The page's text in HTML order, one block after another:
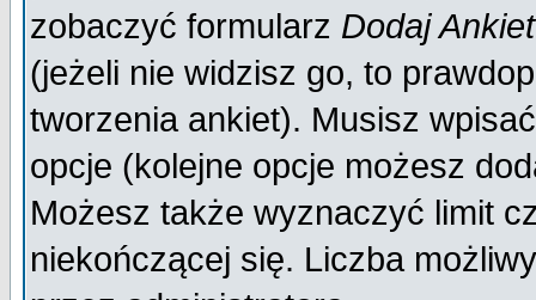
zobaczyć formularz Dodaj
(jeżeli nie widzisz go, to
tworzenia ankiet). Musisz
opcje (kolejne opcje możesz
Możesz także wyznaczyć limit
niekończącej się. Liczba